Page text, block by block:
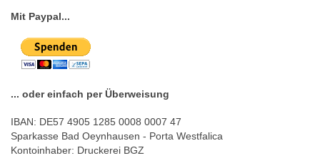
Mit Paypal...
... oder einfach per Überweisung
IBAN: DE57 4905 1285 0008 0007 47
Sparkasse Bad Oeynhausen - Porta Westfalica
Kontoinhaber: Druckerei BGZ